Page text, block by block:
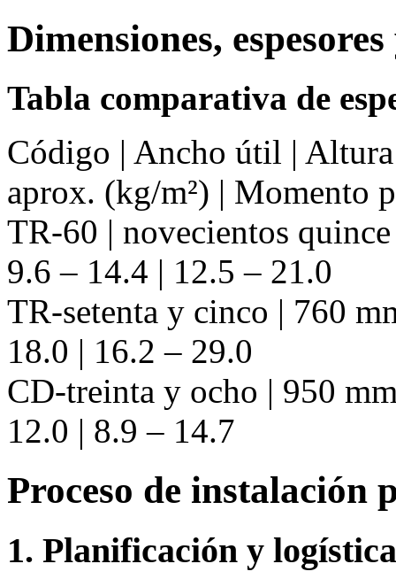
Dimensiones,
Tabla comparativa de
Código | Ancho útil |
aprox. (kg/m²) | Momento
TR-60 | novecientos
9.6 – 14.4 | 12.5 – 21.0
TR-setenta y cinco | 760
18.0 | 16.2 – 29.0
CD-treinta y ocho | 950
12.0 | 8.9 – 14.7
Proceso de instalación
1. Planificación y